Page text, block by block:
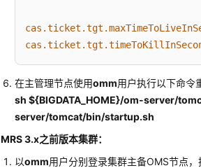
在主管理节点使用omm用户执行以下命令
sh ${BIGDATA_HOME}/om-server/
server/tomcat/bin/startup.sh
MRS 3.x之前版本集群：
以omm用户分别登录集群主备OMS节点，